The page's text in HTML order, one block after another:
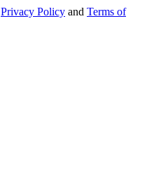
Privacy Policy and Terms of